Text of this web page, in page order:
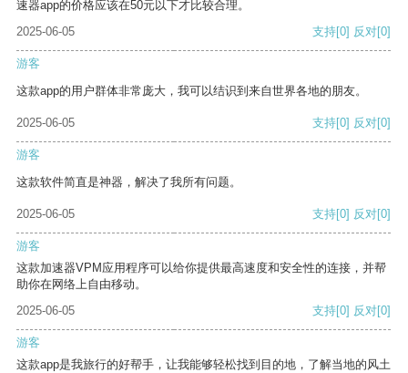
速器app的价格应该在50元以下才比较合理。
2025-06-05
支持[0] 反对[0]
游客
这款app的用户群体非常庞大，我可以结识到来自世界各地的朋友。
2025-06-05 支持[0] 反对[0]
游客
这款软件简直是神器，解决了我所有问题。
2025-06-05 支持[0] 反对[0]
游客
这款加速器VPM应用程序可以给你提供最高速度和安全性的连接，并帮
助你在网络上自由移动。
2025-06-05
支持[0] 反对[0]
游客
这款app是我旅行的好帮手，让我能够轻松找到目的地，了解当地的风土